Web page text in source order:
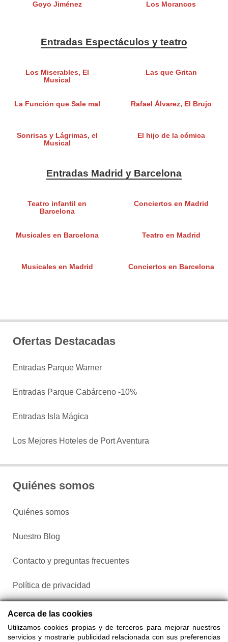
Goyo Jiménez Los Morancos
Entradas Espectáculos y teatro
Los Miserables, El
Musical
Las que Gritan
La Función que Sale mal Rafael Álvarez, El Brujo
Sonrisas y Lágrimas, el
Musical
El hijo de la cómica
Entradas Madrid y Barcelona
Teatro infantil en
Barcelona
Conciertos en Madrid
Musicales en Barcelona Teatro en Madrid
Musicales en Madrid Conciertos en Barcelona
Ofertas Destacadas
Entradas Parque Warner
Entradas Parque Cabárceno -10%
Entradas Isla Mágica
Los Mejores Hoteles de Port Aventura
Quiénes somos
Quiénes somos
Nuestro Blog
Contacto y preguntas frecuentes
Política de privacidad
Configurar cookies
Acerca de las cookies
Utilizamos cookies propias y de terceros para mejorar nuestros
servicios y mostrarle publicidad relacionada con sus preferencias